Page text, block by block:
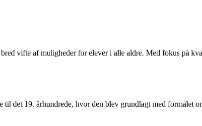
vifte af muligheder for elever i alle aldre. Med fokus på
det 19. århundrede, hvor den blev grundlagt med formålet